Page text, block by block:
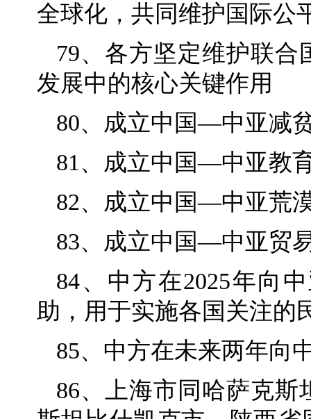
全球化，共同维护国际公
79、各方坚定维护联
发展中的核心关键作用
80、成立中国—中亚减
81、成立中国—中亚教
82、成立中国—中亚荒
83、成立中国—中亚贸
84、中方在2025年向
助，用于实施各国关注的
85、中方在未来两年向
86、上海市同哈萨克